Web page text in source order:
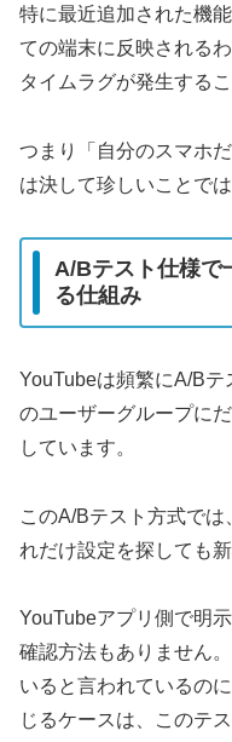
特に最近追加された機
ての端末に反映される
タイムラグが発生する
つまり「自分のスマホ
は決して珍しいことでは
A/Bテスト仕様で
る仕組み
YouTubeは頻繁にA/B
のユーザーグループに
しています。
このA/Bテスト方式で
れだけ設定を探しても
YouTubeアプリ側で明
確認方法もありません
いると言われているの
じるケースは、このテ